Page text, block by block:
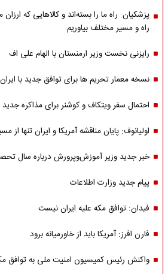
پزشکیان: راه ما را بسته‌اند و کالاهایی که ارزان
راه و مسیر مختلف بیاوریم
رایزنی نخست وزیر ارمنستان با الهام علی اف
نسخه معمار تحریم ها برای توافق جدید با ایران
احتمال سفر ویتکاف و کوشنر برای مذاکره جدید
اولیانوف: پایان مناقشه آمریکا و ایران تنها
خبر جدید وزیر آموزش‌وپرورش درباره سال
پیام جدید وزارت اطلاعات
فیدان: توافق مکه علیه ایران نیست
فارن افرز: آمریکا باید از خاورمیانه برود
واکنش رئیس کمیسیون امنیت ملی به توافق